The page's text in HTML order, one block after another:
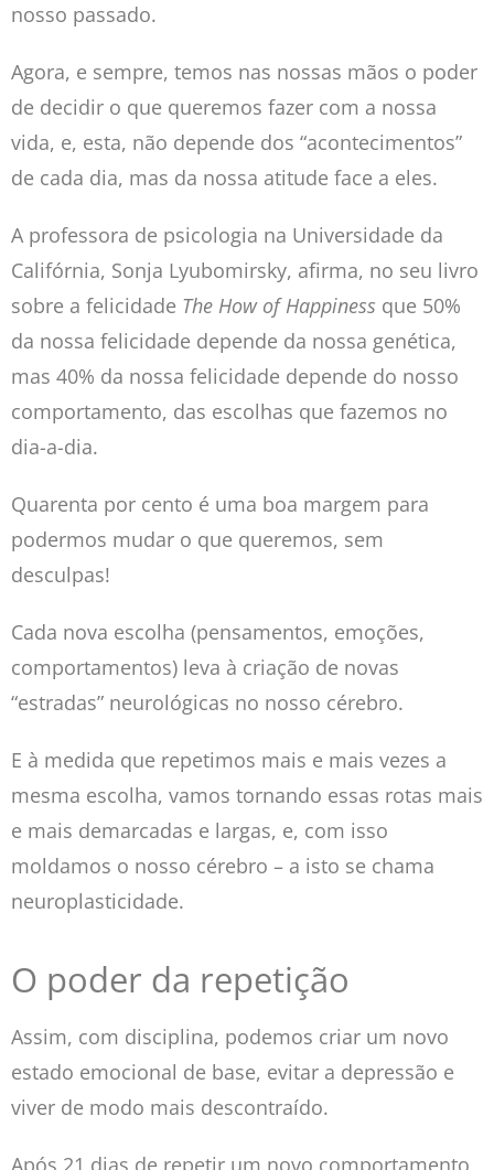
nosso passado.
Agora, e sempre, temos nas nossas mãos o poder
de decidir o que queremos fazer com a nossa
vida, e, esta, não depende dos “acontecimentos”
de cada dia, mas da nossa atitude face a eles.
A professora de psicologia na Universidade da
Califórnia, Sonja Lyubomirsky, afirma, no seu livro
sobre a felicidade The How of Happiness que 50%
da nossa felicidade depende da nossa genética,
mas 40% da nossa felicidade depende do nosso
comportamento, das escolhas que fazemos no
dia-a-dia.
Quarenta por cento é uma boa margem para
podermos mudar o que queremos, sem
desculpas!
Cada nova escolha (pensamentos, emoções,
comportamentos) leva à criação de novas
“estradas” neurológicas no nosso cérebro.
E à medida que repetimos mais e mais vezes a
mesma escolha, vamos tornando essas rotas mais
e mais demarcadas e largas, e, com isso
moldamos o nosso cérebro – a isto se chama
neuroplasticidade.
O poder da repetição
Assim, com disciplina, podemos criar um novo
estado emocional de base, evitar a depressão e
viver de modo mais descontraído.